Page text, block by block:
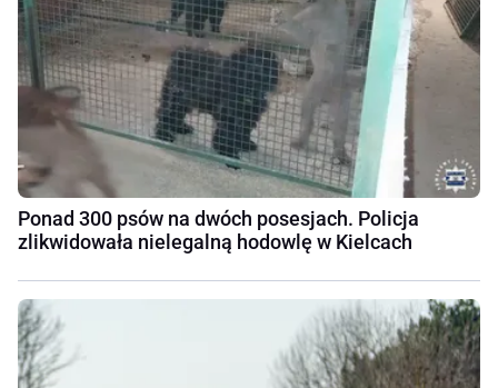
Ponad 300 psów na dwóch posesjach. Policja
zlikwidowała nielegalną hodowlę w Kielcach